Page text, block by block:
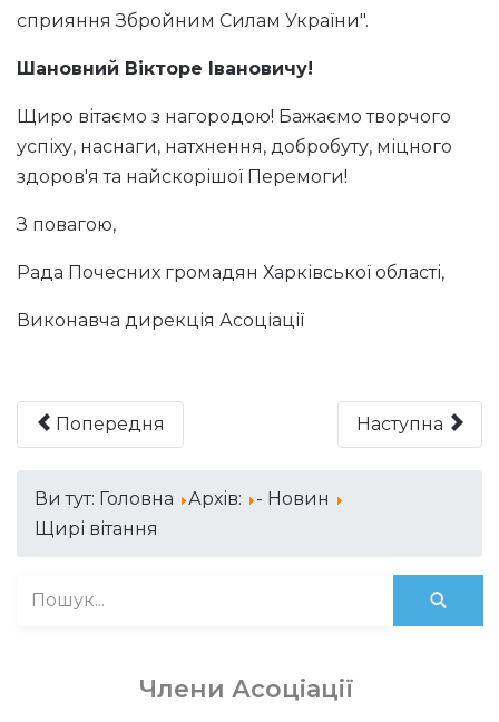
сприяння Збройним Силам України".
Шановний Вікторе Івановичу!
Щиро вітаємо з нагородою! Бажаємо творчого
успіху, наснаги, натхнення, добробуту, міцного
здоров'я та найскорішої Перемоги!
З повагою,
Рада Почесних громадян Харківської області,
Виконавча дирекція Асоціації
Попередня Наступна
Ви тут: Головна Архів:
- Новин
Щирі вітання
Члени Асоціації